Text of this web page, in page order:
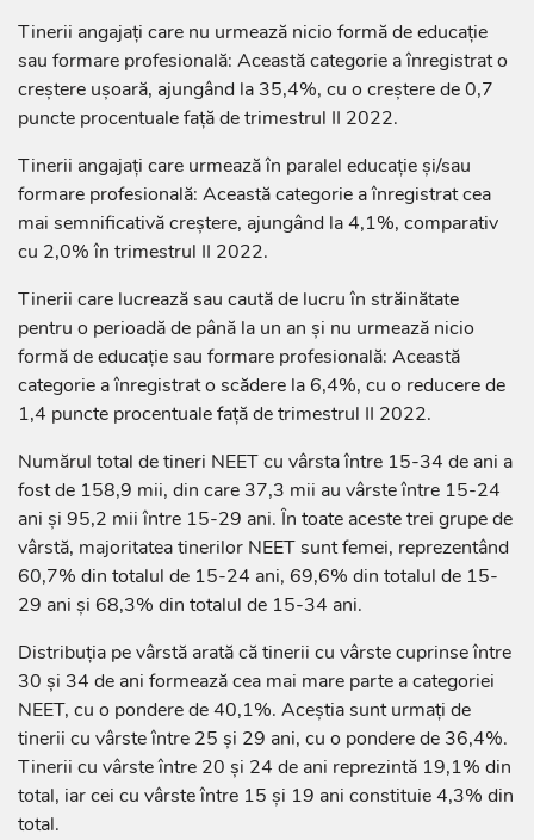
Tinerii angajați care nu urmează nicio formă de educație
sau formare profesională: Această categorie a înregistrat o
creștere ușoară, ajungând la 35,4%, cu o creștere de 0,7
puncte procentuale față de trimestrul II 2022.
Tinerii angajați care urmează în paralel educație și/sau
formare profesională: Această categorie a înregistrat cea
mai semnificativă creștere, ajungând la 4,1%, comparativ
cu 2,0% în trimestrul II 2022.
Tinerii care lucrează sau caută de lucru în străinătate
pentru o perioadă de până la un an și nu urmează nicio
formă de educație sau formare profesională: Această
categorie a înregistrat o scădere la 6,4%, cu o reducere de
1,4 puncte procentuale față de trimestrul II 2022.
Numărul total de tineri NEET cu vârsta între 15-34 de ani a
fost de 158,9 mii, din care 37,3 mii au vârste între 15-24
ani și 95,2 mii între 15-29 ani. În toate aceste trei grupe de
vârstă, majoritatea tinerilor NEET sunt femei, reprezentând
60,7% din totalul de 15-24 ani, 69,6% din totalul de 15-
29 ani și 68,3% din totalul de 15-34 ani.
Distribuția pe vârstă arată că tinerii cu vârste cuprinse între
30 și 34 de ani formează cea mai mare parte a categoriei
NEET, cu o pondere de 40,1%. Aceștia sunt urmați de
tinerii cu vârste între 25 și 29 ani, cu o pondere de 36,4%.
Tinerii cu vârste între 20 și 24 de ani reprezintă 19,1% din
total, iar cei cu vârste între 15 și 19 ani constituie 4,3% din
total.